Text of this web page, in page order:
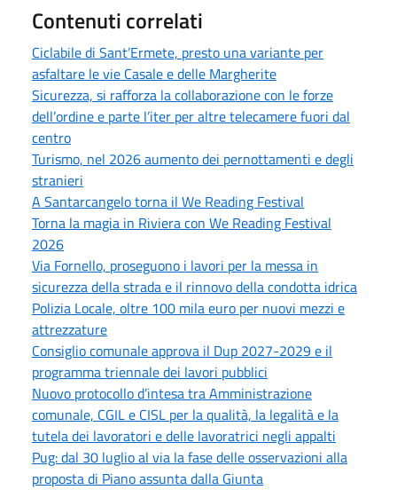
Contenuti correlati
Ciclabile di Sant’Ermete, presto una variante per
asfaltare le vie Casale e delle Margherite
Sicurezza, si rafforza la collaborazione con le forze
dell’ordine e parte l’iter per altre telecamere fuori dal
centro
Turismo, nel 2026 aumento dei pernottamenti e degli
stranieri
A Santarcangelo torna il We Reading Festival
Torna la magia in Riviera con We Reading Festival
2026
Via Fornello, proseguono i lavori per la messa in
sicurezza della strada e il rinnovo della condotta idrica
Polizia Locale, oltre 100 mila euro per nuovi mezzi e
attrezzature
Consiglio comunale approva il Dup 2027-2029 e il
programma triennale dei lavori pubblici
Nuovo protocollo d’intesa tra Amministrazione
comunale, CGIL e CISL per la qualità, la legalità e la
tutela dei lavoratori e delle lavoratrici negli appalti
Pug: dal 30 luglio al via la fase delle osservazioni alla
proposta di Piano assunta dalla Giunta